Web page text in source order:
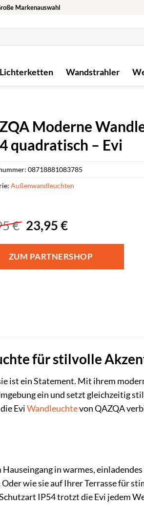
Markenauswahl
Lichterketten Wandstrahler
Moderne
quadratisch – Evi
€ Ursprünglicher
war:
54,95 €
23,95€Aktueller
ist:
23,95 €.
ZUM PARTNERSHOP
08718881083785
Außenwandleuchten
für stilvolle
ist ein Statement. Mit ihrem
ein und setzt gleichzeitig
EviWandleuchtevon QAZQA
in warmes,
wie sie auf Ihrer Terrasse für
IP54 trotzt die Evi jedem